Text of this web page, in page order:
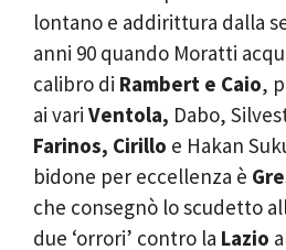
lontano e addirittura dalla
anni 90 quando Moratti
calibro di Rambert e Caio,
ai vari Ventola, Dabo,
Farinos, Cirillo e Hakan
bidone per eccellenza è
che consegnò lo scudetto
due ‘orrori’ contro la Lazio